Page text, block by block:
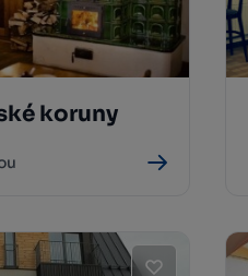
koruny